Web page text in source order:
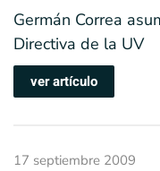
Germán Correa
Directiva de la UV
ver artículo
17 septiembre 2009